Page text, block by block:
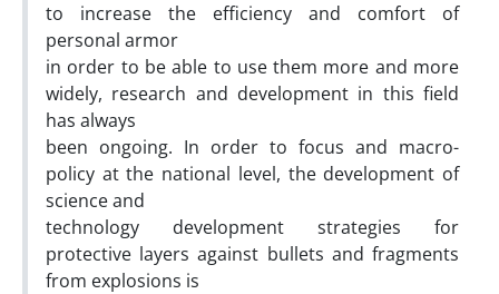
to increase the efficiency and comfort of
personal armor
in order to be able to use them more and more
widely, research and development in this field
has always
been ongoing. In order to focus and macro-
policy at the national level, the development of
science and
technology development strategies for
protective layers against bullets and fragments
from explosions is